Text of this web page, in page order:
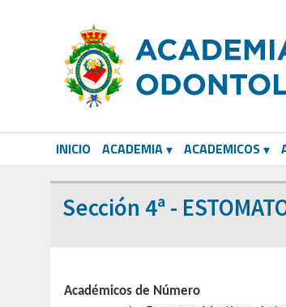
INICIO ACADEMIA ACADEMICOS
Sección 4ª -
Académicos de Número